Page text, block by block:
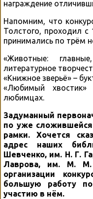
награждение
Напомним, что
Толстого, проходил с
принимались по трём
«Животные:
литературное
«Книжное зверьё» –
«Любимый
любимцах.
Задуманный
по уже
рамки. Хочется
адрес наших
Шевченко, им. Н. Г.
Лаврова, им. М.
организации
большую работу
участию в нём.